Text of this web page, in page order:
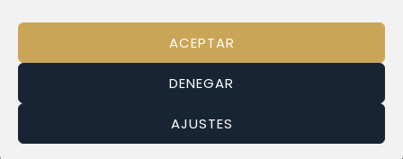
ACEPTAR
DENEGAR
AJUSTES
Copyright © 2026 Cómo Salir de la Cárcel